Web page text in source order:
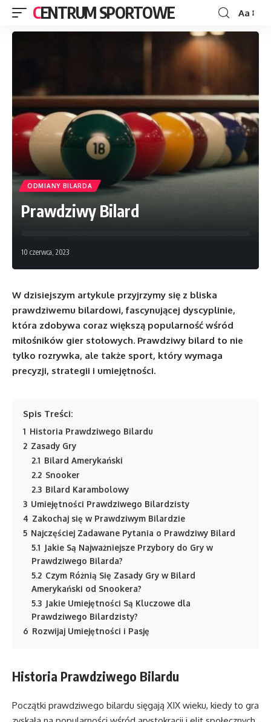
CENTRUM SPORTOWE Aa
ODMIANY BILARDA
Prawdziwy Bilard
10 czerwca, 2023
W dzisiejszym artykule przyjrzymy się z bliska
prawdziwemu bilardowi, fascynującej dyscyplinie,
która zdobywa coraz większą popularność wśród
miłośników gier stołowych. Prawdziwy bilard to nie
tylko rozrywka, ale także sport, który wymaga
precyzji, strategii i umiejętności.
Spis Treści:
1 Historia Prawdziwego Bilardu
2 Zasady Gry
2.1 Bilard Amerykański
2.2 Snooker
2.3 Bilard Karambolowy
3 Umiejętności Prawdziwego Bilardzisty
4 Zakochaj się w Prawdziwym Bilardzie
5 Najczęściej Zadawane Pytania o Prawdziwy Bilard
5.1 Jakie Są Najważniejsze Przybory do Gry w
Prawdziwego Bilarda?
5.2 Czym Różnią Się Zasady Gry w Bilard
Amerykański od Snookera?
5.3 Jakie Umiejętności Są Kluczowe dla
Prawdziwego Bilardzisty?
6 Rozwijaj Umiejętności i Pasję
Historia Prawdziwego Bilardu
Początki prawdziwego bilardu sięgają XIX wieku, kiedy to gra